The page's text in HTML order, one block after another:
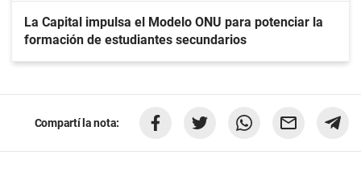
La Capital impulsa el Modelo ONU para potenciar la
formación de estudiantes secundarios
Compartí la nota: